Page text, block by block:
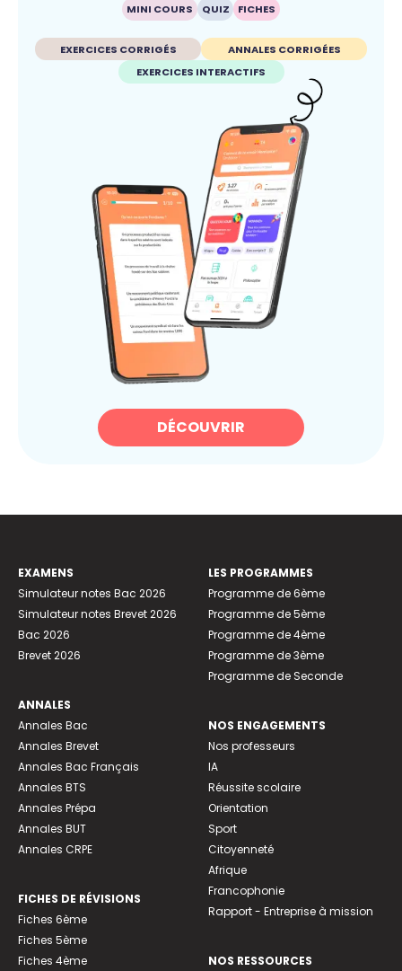
MINI COURS QUIZ FICHES
EXERCICES CORRIGÉS
ANNALES CORRIGÉES
EXERCICES INTERACTIFS
DÉCOUVRIR
EXAMENS
Simulateur notes Bac 2026
Simulateur notes Brevet 2026
Bac 2026
Brevet 2026
ANNALES
Annales Bac
Annales Brevet
Annales Bac Français
Annales BTS
Annales Prépa
Annales BUT
Annales CRPE
FICHES DE RÉVISIONS
Fiches 6ème
Fiches 5ème
Fiches 4ème
LES PROGRAMMES
Programme de 6ème
Programme de 5ème
Programme de 4ème
Programme de 3ème
Programme de Seconde
NOS ENGAGEMENTS
Nos professeurs
IA
Réussite scolaire
Orientation
Sport
Citoyenneté
Afrique
Francophonie
Rapport - Entreprise à mission
NOS RESSOURCES